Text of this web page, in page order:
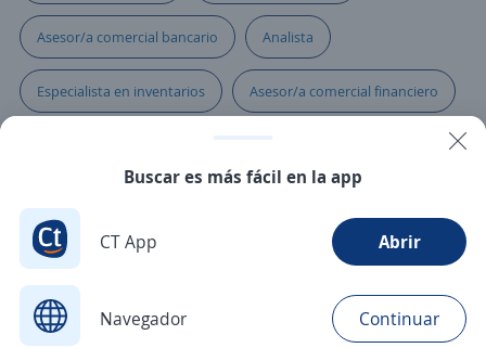
Asesor/a comercial bancario Analista
Especialista en inventarios Asesor/a comercial financiero
Asesor/a comercial freelance Analista de operaciones
Asesor/a comercial ferretero
Buscar es más fácil en la app
CT App Abrir
Navegador Continuar